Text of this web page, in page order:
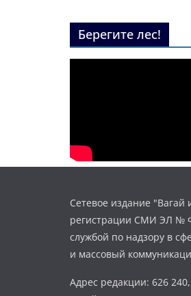
Берегите лес!
Сетевое издание
регистрации СМИ ЭЛ №
службой по надзору в
и массовый
Адрес редакции: 626